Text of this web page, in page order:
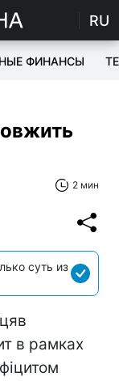
RU
ФИНАНСЫ
2 мин
суть из
в рамках